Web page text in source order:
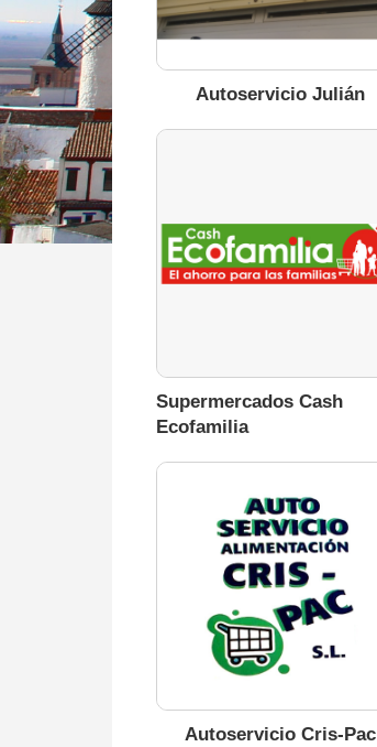
Autoservicio Julián
Supermercados Cash
Ecofamilia
Autoservicio Cris-Pac